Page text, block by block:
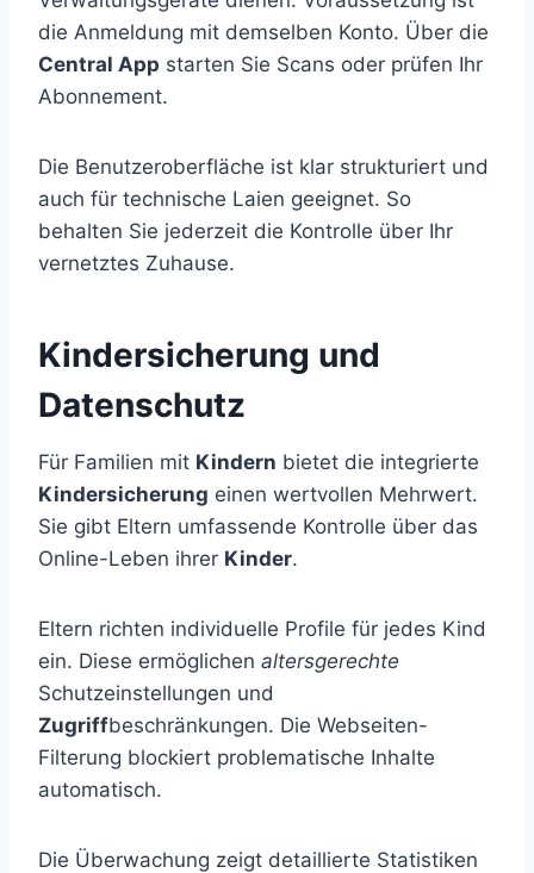
die Anmeldung mit demselben Konto. Über die
Central App starten Sie Scans oder prüfen Ihr
Abonnement.
Die Benutzeroberfläche ist klar strukturiert und
auch für technische Laien geeignet. So
behalten Sie jederzeit die Kontrolle über Ihr
vernetztes Zuhause.
Kindersicherung und
Datenschutz
Für Familien mit Kindern bietet die integrierte
Kindersicherung einen wertvollen Mehrwert.
Sie gibt Eltern umfassende Kontrolle über das
Online-Leben ihrer Kinder.
Eltern richten individuelle Profile für jedes Kind
ein. Diese ermöglichen altersgerechte
Schutzeinstellungen und
Zugriffbeschränkungen. Die Webseiten-
Filterung blockiert problematische Inhalte
automatisch.
Die Überwachung zeigt detaillierte Statistiken